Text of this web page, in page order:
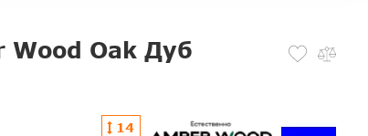
Wood Oak Дуб
14